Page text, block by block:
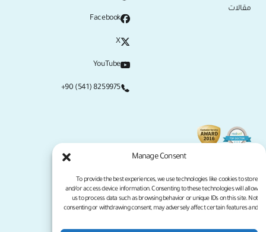
Manage Consent
To provide the best experiences, we use technologies like cookies to store
and/or access device information. Consenting to these technologies will allow
us to process data such as browsing behavior or unique IDs on this site. Not
consenting or withdrawing consent, may adversely affect certain features and
مقالات
Facebook
X
YouTube
+90 (541) 8259975